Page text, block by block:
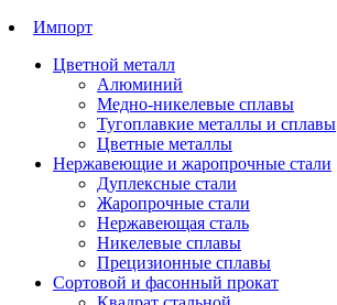
Импорт
Цветной металл
Алюминий
Медно-никелевые сплавы
Тугоплавкие металлы и сплавы
Цветные металлы
Нержавеющие и жаропрочные стали
Дуплексные стали
Жаропрочные стали
Нержавеющая сталь
Никелевые сплавы
Прецизионные сплавы
Сортовой и фасонный прокат